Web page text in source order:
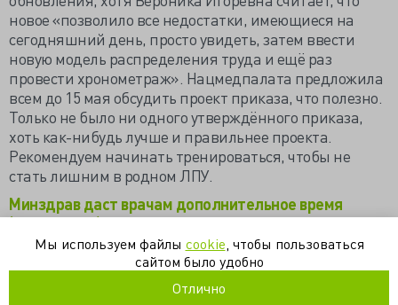
новое «позволило все недостатки, имеющиеся на
сегодняшний день, просто увидеть, затем ввести
новую модель распределения труда и ещё раз
провести хронометраж». Нацмедпалата предложила
всем до 15 мая обсудить проект приказа, что полезно.
Только не было ни одного утверждённого приказа,
хоть как-нибудь лучше и правильнее проекта.
Рекомендуем начинать тренироваться, чтобы не
стать лишним в родном ЛПУ.
Минздрав даст врачам дополнительное время
(vademec.ru)
Министр здравоохранения РФ Вероника Скворцова
отвечает на вопросы Владимира Познера
Мы используем файлы cookie , чтобы пользоваться
сайтом было удобно
Отлично